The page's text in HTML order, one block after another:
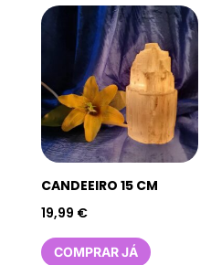
CANDEEIRO 15 CM
19,99 €
COMPRAR JÁ